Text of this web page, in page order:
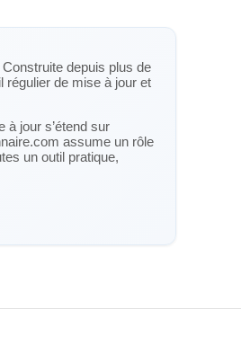
depuis plus de
régulier de mise à jour et
à jour s’étend sur
assume un rôle
un outil pratique,